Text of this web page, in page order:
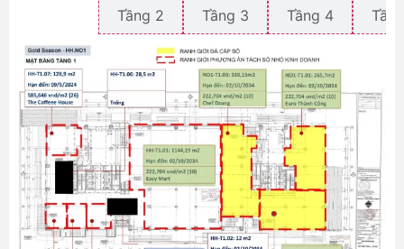
Tầng 2 Tầng 3 Tầng 4